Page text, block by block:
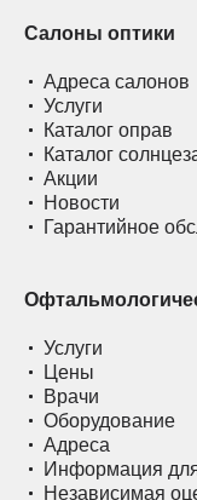
Салоны оптики
Адреса салонов
Услуги
Каталог оправ
Каталог
Акции
Новости
Гарантийное
Услуги
Цены
Врачи
Оборудование
Адреса
Информация
Независимая